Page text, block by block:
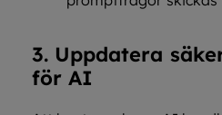
3. Uppdatera
för AI